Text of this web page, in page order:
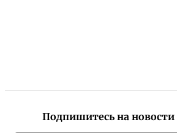
Подпишитесь на